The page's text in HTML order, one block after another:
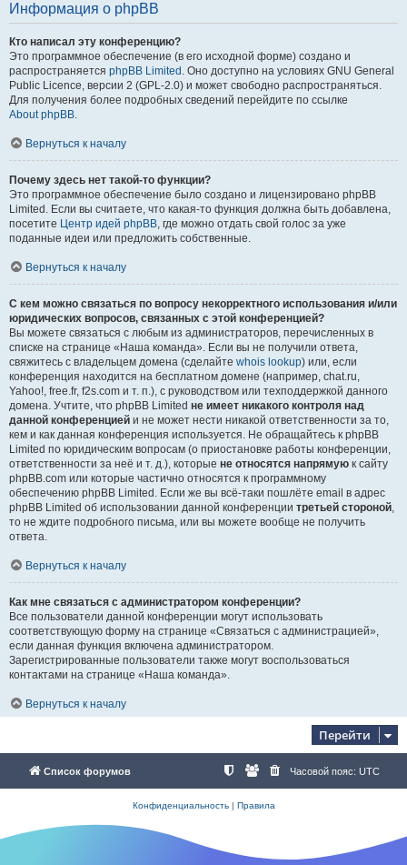
Информация о phpBB
Кто написал эту конференцию?
Это программное обеспечение (в его исходной форме) создано и
распространяется phpBB Limited . Оно доступно на условиях GNU General
Public Licence, версии 2 (GPL-2.0) и может свободно распространяться.
Для получения более подробных сведений перейдите по ссылке
About phpBB.
Вернуться к началу
Почему здесь нет такой-то функции?
Это программное обеспечение было создано и лицензировано phpBB
Limited. Если вы считаете, что какая-то функция должна быть добавлена,
посетите Центр идей phpBB, где можно отдать свой голос за уже
поданные идеи или предложить собственные.
Вернуться к началу
С кем можно связаться по вопросу некорректного использования и/или
юридических вопросов, связанных с этой конференцией?
Вы можете связаться с любым из администраторов, перечисленных в
списке на странице «Наша команда». Если вы не получили ответа,
свяжитесь с владельцем домена (сделайте whois lookup) или, если
конференция находится на бесплатном домене (например, chat.ru,
Yahoo!, free.fr, f2s.com и т. п.), с руководством или техподдержкой данного
домена. Учтите, что phpBB Limited не имеет никакого контроля над
данной конференцией и не может нести никакой ответственности за то,
кем и как данная конференция используется. Не обращайтесь к phpBB
Limited по юридическим вопросам (о приостановке работы конференции,
ответственности за неё и т. д.), которые не относятся напрямую к сайту
phpBB.com или которые частично относятся к программному
обеспечению phpBB Limited. Если же вы всё-таки пошлёте email в адрес
phpBB Limited об использовании данной конференции третьей стороной,
то не ждите подробного письма, или вы можете вообще не получить
ответа.
Вернуться к началу
Как мне связаться с администратором конференции?
Все пользователи данной конференции могут использовать
соответствующую форму на странице «Связаться с администрацией»,
если данная функция включена администратором.
Зарегистрированные пользователи также могут воспользоваться
контактами на странице «Наша команда».
Вернуться к началу
Перейти
Список форумов Часовой пояс: UTC
Конфиденциальность| Правила